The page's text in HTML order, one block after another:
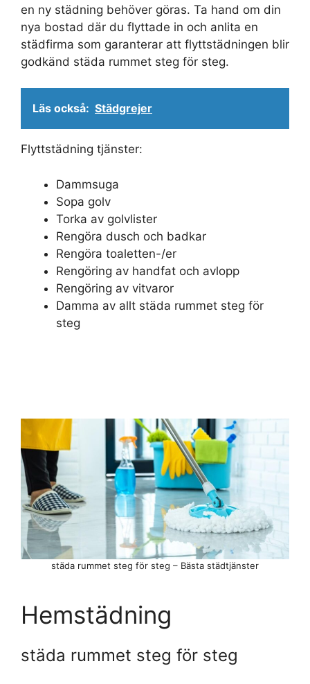
en ny städning behöver göras. Ta hand om din
nya bostad där du flyttade in och anlita en
städfirma som garanterar att flyttstädningen blir
godkänd städa rummet steg för steg.
Läs också: Städgrejer
Flyttstädning tjänster:
Dammsuga
Sopa golv
Torka av golvlister
Rengöra dusch och badkar
Rengöra toaletten-/er
Rengöring av handfat och avlopp
Rengöring av vitvaror
Damma av allt städa rummet steg för
steg
städa rummet steg för steg – Bästa städtjänster
Hemstädning
städa rummet steg för steg